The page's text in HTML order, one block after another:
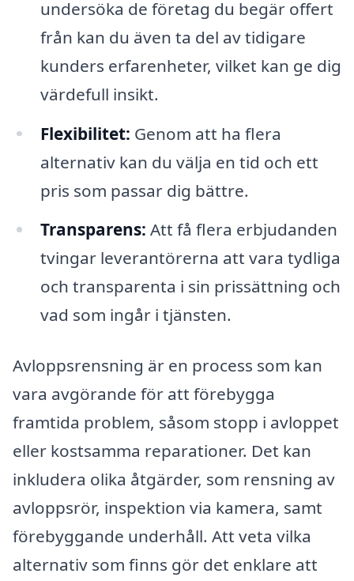
undersöka de företag du begär offert
från kan du även ta del av tidigare
kunders erfarenheter, vilket kan ge dig
värdefull insikt.
Flexibilitet: Genom att ha flera
alternativ kan du välja en tid och ett
pris som passar dig bättre.
Transparens: Att få flera erbjudanden
tvingar leverantörerna att vara tydliga
och transparenta i sin prissättning och
vad som ingår i tjänsten.
Avloppsrensning är en process som kan
vara avgörande för att förebygga
framtida problem, såsom stopp i avloppet
eller kostsamma reparationer. Det kan
inkludera olika åtgärder, som rensning av
avloppsrör, inspektion via kamera, samt
förebyggande underhåll. Att veta vilka
alternativ som finns gör det enklare att